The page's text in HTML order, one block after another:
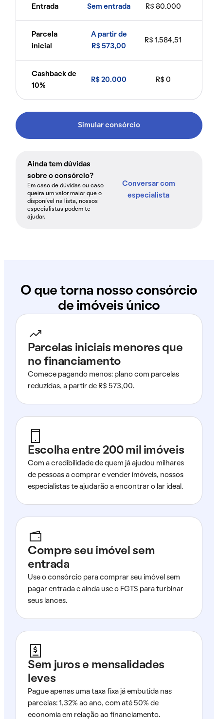
Entrada Sem entrada R$ 80.000
Parcela
inicial
A partir de
R$ 573,00
R$ 1.584,51
Cashback de
10%
R$ 20.000 R$ 0
Simular consórcio
Ainda tem dúvidas
sobre o consórcio?
Em caso de dúvidas ou caso
queira um valor maior que o
disponível na lista, nossos
especialistas podem te
ajudar.
Conversar com
especialista
O que torna nosso consórcio
de imóveis único
Parcelas iniciais menores que
no financiamento
Comece pagando menos: plano com parcelas
reduzidas, a partir de R$ 573,00.
Escolha entre 200 mil imóveis
Com a credibilidade de quem já ajudou milhares
de pessoas a comprar e vender imóveis, nossos
especialistas te ajudarão a encontrar o lar ideal.
Compre seu imóvel sem
entrada
Use o consórcio para comprar seu imóvel sem
pagar entrada e ainda use o FGTS para turbinar
seus lances.
Sem juros e mensalidades
leves
Pague apenas uma taxa fixa já embutida nas
parcelas: 1,32% ao ano, com até 50% de
economia em relação ao financiamento.